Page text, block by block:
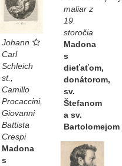
maliar z
19.
storočia
Madona
s
dieťaťom,
donátorom,
sv.
Štefanom
a sv.
Bartolomejom
Johann
Carl
Schleich
st.,
Camillo
Procaccini,
Giovanni
Battista
Crespi
Madona
s